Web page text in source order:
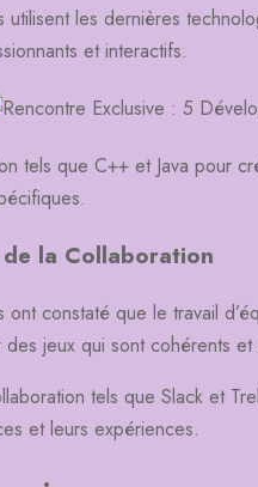
les dernières
et interactifs.
tels que C++ et Java pour
de la Collaboration
constaté que le travail
jeux qui sont cohérents et
tels que Slack et
et leurs expériences.